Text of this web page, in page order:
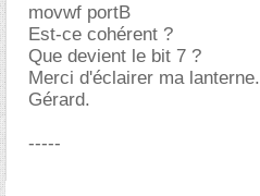
movwf portB
Est-ce cohérent ?
Que devient le bit 7 ?
Merci d'éclairer ma lanterne.
Gérard.
-----